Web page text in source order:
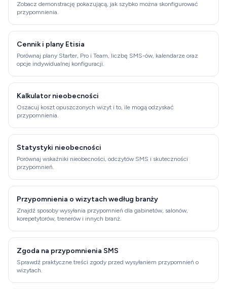
Zobacz demonstrację pokazującą, jak szybko można skonfigurować
przypomnienia.
Cennik i plany Etisia
Porównaj plany Starter, Pro i Team, liczbę SMS-ów, kalendarze oraz
opcje indywidualnej konfiguracji.
Kalkulator nieobecności
Oszacuj koszt opuszczonych wizyt i to, ile mogą odzyskać
przypomnienia.
Statystyki nieobecności
Porównaj wskaźniki nieobecności, odczytów SMS i skuteczności
przypomnień.
Przypomnienia o wizytach według branży
Znajdź sposoby wysyłania przypomnień dla gabinetów, salonów,
korepetytorów, trenerów i innych branż.
Zgoda na przypomnienia SMS
Sprawdź praktyczne treści zgody przed wysyłaniem przypomnień o
wizytach.